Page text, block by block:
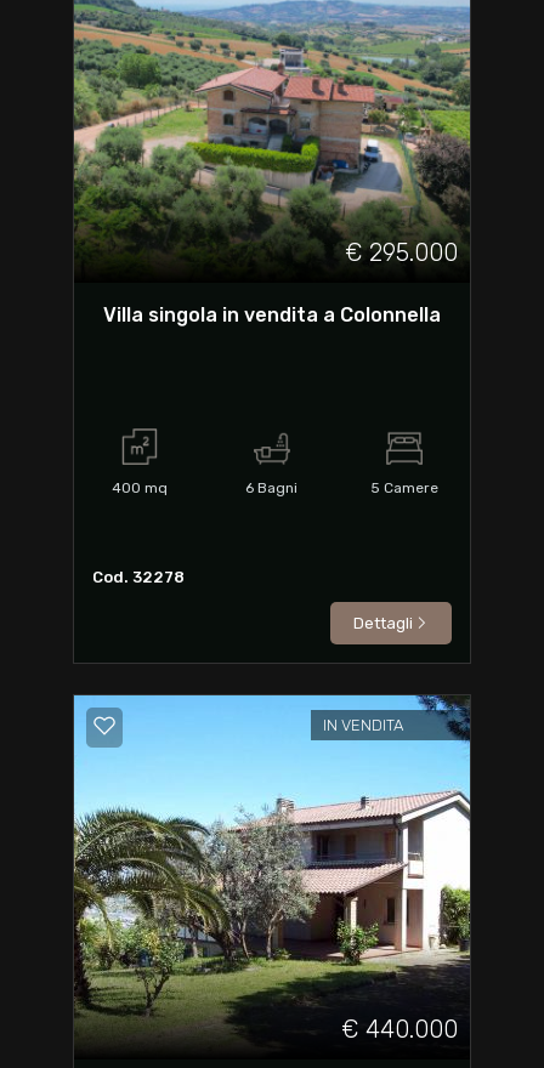
€ 295.000
Villa singola in vendita a Colonnella
400 mq 6 Bagni 5 Camere
Cod. 32278
Dettagli
IN VENDITA
€ 440.000